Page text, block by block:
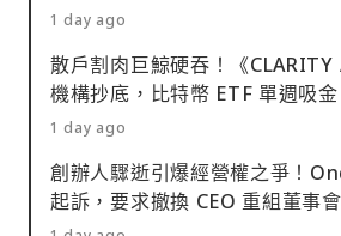
1 day ago
散戶割肉巨鯨硬吞！《
機構抄底，比特幣 ETF 單週吸
1 day ago
創辦人驟逝引爆經營權之爭！
起訴，要求撤換 CEO 重組董事會